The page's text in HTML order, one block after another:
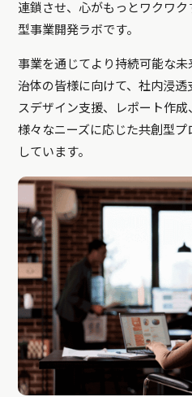
連鎖させ、心がもっとワクワク
型事業開発ラボです。
事業を通じてより持続可能な
治体の皆様に向けて、社内浸
スデザイン支援、レポート作成
様々なニーズに応じた共創型
しています。